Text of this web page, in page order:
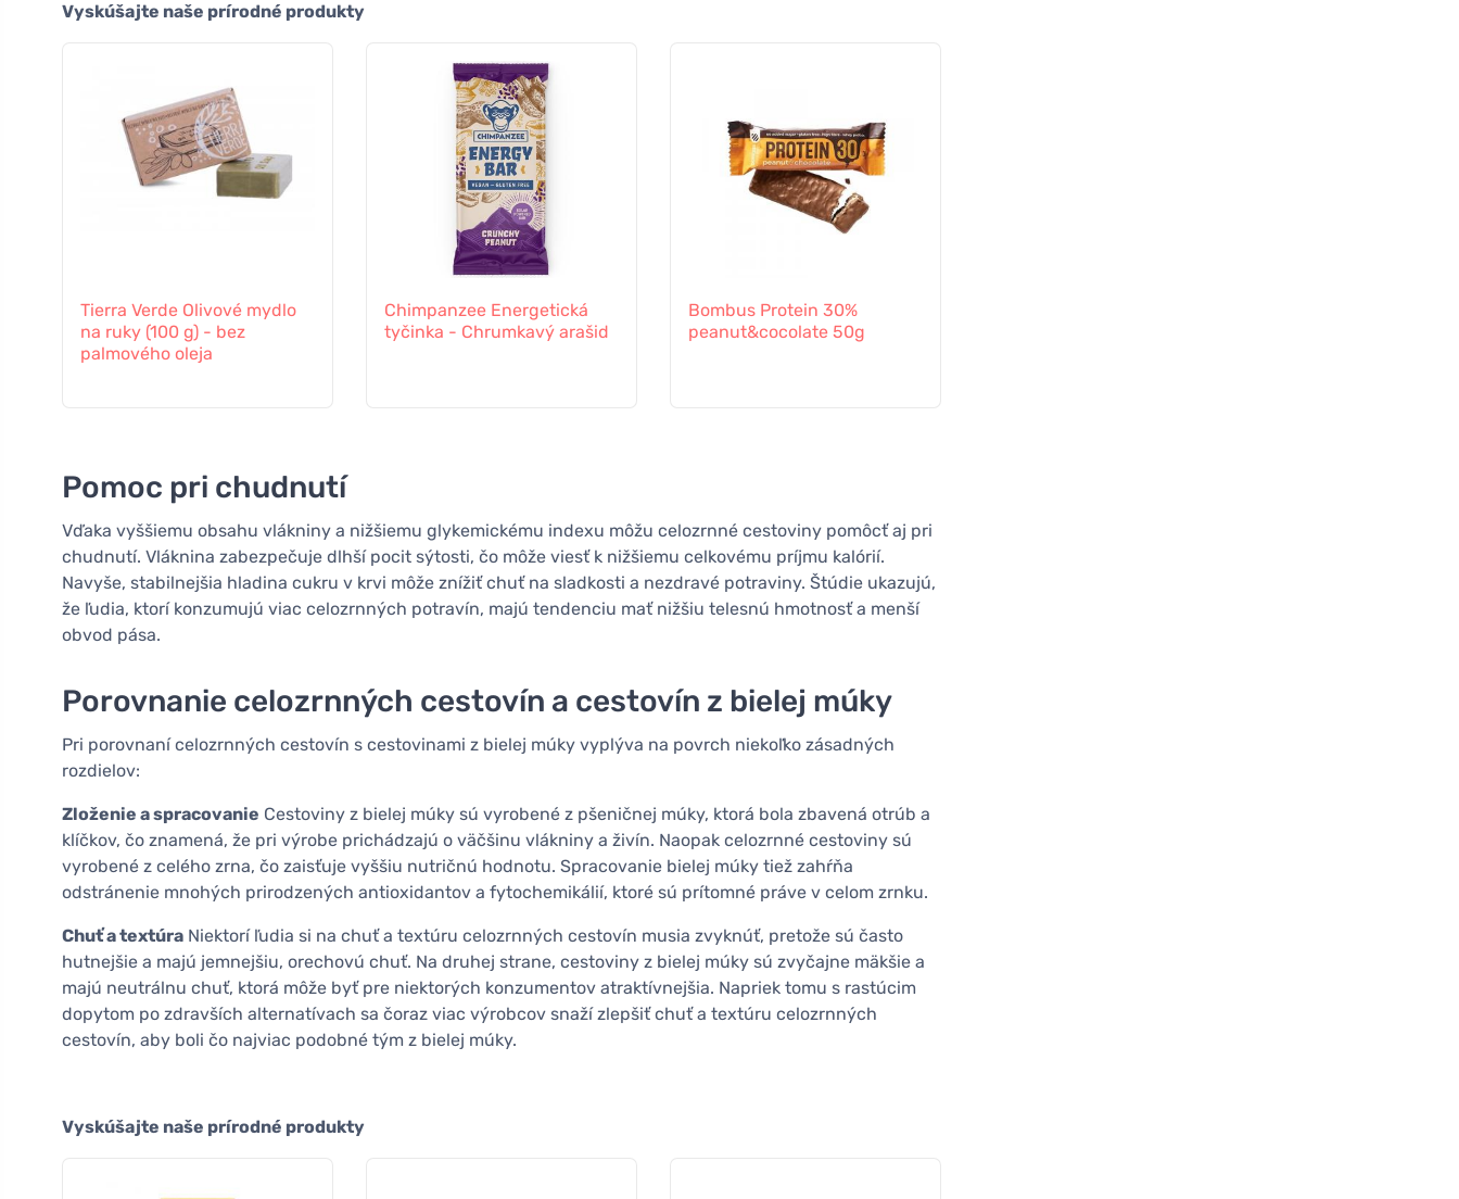
Vyskúšajte naše prírodné produkty
Tierra Verde Olivové mydlo
na ruky (100 g) - bez
palmového oleja
Chimpanzee Energetická
tyčinka - Chrumkavý arašid
Bombus Protein 30%
peanut&cocolate 50g
Pomoc pri chudnutí
Vďaka vyššiemu obsahu vlákniny a nižšiemu glykemickému indexu môžu celozrnné cestoviny pomôcť aj pri
chudnutí. Vláknina zabezpečuje dlhší pocit sýtosti, čo môže viesť k nižšiemu celkovému príjmu kalórií.
Navyše, stabilnejšia hladina cukru v krvi môže znížiť chuť na sladkosti a nezdravé potraviny. Štúdie ukazujú,
že ľudia, ktorí konzumujú viac celozrnných potravín, majú tendenciu mať nižšiu telesnú hmotnosť a menší
obvod pása.
Porovnanie celozrnných cestovín a cestovín z bielej múky
Pri porovnaní celozrnných cestovín s cestovinami z bielej múky vyplýva na povrch niekoľko zásadných
rozdielov:
Zloženie a spracovanie Cestoviny z bielej múky sú vyrobené z pšeničnej múky, ktorá bola zbavená otrúb a
klíčkov, čo znamená, že pri výrobe prichádzajú o väčšinu vlákniny a živín. Naopak celozrnné cestoviny sú
vyrobené z celého zrna, čo zaisťuje vyššiu nutričnú hodnotu. Spracovanie bielej múky tiež zahŕňa
odstránenie mnohých prirodzených antioxidantov a fytochemikálií, ktoré sú prítomné práve v celom zrnku.
Chuť a textúra Niektorí ľudia si na chuť a textúru celozrnných cestovín musia zvyknúť, pretože sú často
hutnejšie a majú jemnejšiu, orechovú chuť. Na druhej strane, cestoviny z bielej múky sú zvyčajne mäkšie a
majú neutrálnu chuť, ktorá môže byť pre niektorých konzumentov atraktívnejšia. Napriek tomu s rastúcim
dopytom po zdravších alternatívach sa čoraz viac výrobcov snaží zlepšiť chuť a textúru celozrnných
cestovín, aby boli čo najviac podobné tým z bielej múky.
Vyskúšajte naše prírodné produkty